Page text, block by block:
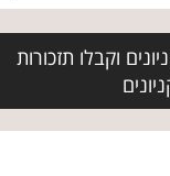
וקבלו תזכורות